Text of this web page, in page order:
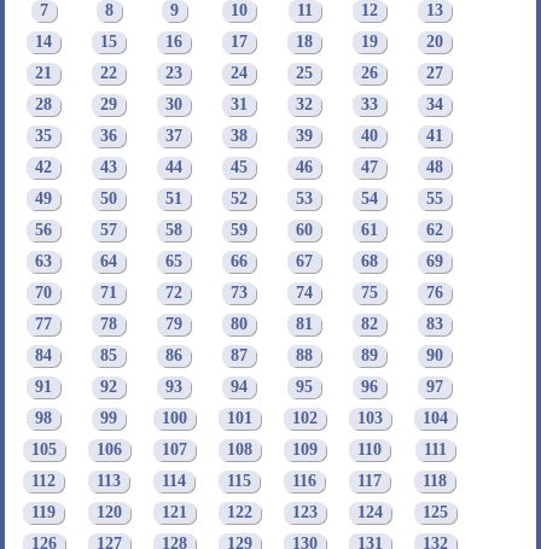
7 8 9 10 11 12
13
14
15 16 17 18 19
20
21
22 23 24 25 26
27
28
29 30 31 32 33
34
35
36 37 38 39 40
41
42
43 44 45 46 47
48
49
50 51 52 53 54
55
56
57 58 59 60 61
62
63
64 65 66 67 68
69
70
71 72 73 74 75
76
77
78 79 80 81 82
83
84
85 86 87 88 89
90
91
92 93 94 95 96
97
98
99 100 101 102 103
104
105
106 107 108 109 110
111
112
113 114 115 116 117
118
119
120 121 122 123 124
125
126
127 128 129 130 131
132